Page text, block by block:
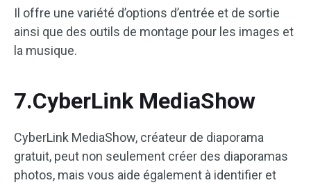
Il offre une variété d’options d’entrée et de sortie
ainsi que des outils de montage pour les images et
la musique.
7.CyberLink MediaShow
CyberLink MediaShow, créateur de diaporama
gratuit, peut non seulement créer des diaporamas
photos, mais vous aide également à identifier et